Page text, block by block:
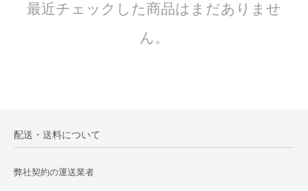
最近チェックした商品はまだありませ
ん。
配送・送料について
弊社契約の運送業者